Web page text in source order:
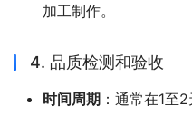
加工制作。
4. 品质检测和验收
时间周期 ：通常在1至2